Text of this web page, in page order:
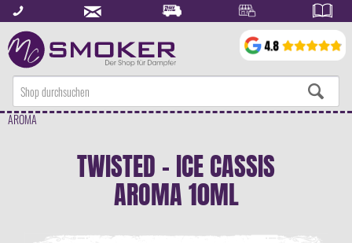
AROMA
TWISTED - ICE CASSIS
AROMA 10ML